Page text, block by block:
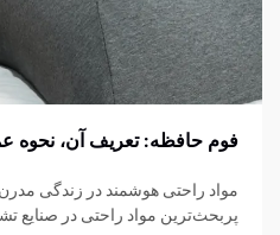
فوم حافظه: تعریف آن، نحوه
مواد راحتی هوشمند در زندگی
پربحث‌ترین مواد راحتی در صنایع